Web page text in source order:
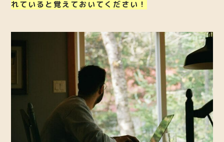
れていると覚えておいてください！